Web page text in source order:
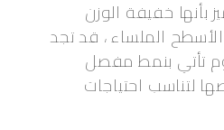
بأنها خفيفة الوزن
الملساء ، قد تجد
تأتي بنمط مفصل
لتناسب احتياجات